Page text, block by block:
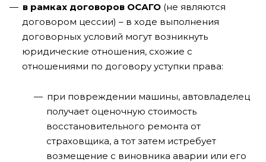
в рамках договоров ОСАГО (не являются
договором цессии) – в ходе выполнения
договорных условий могут возникнуть
юридические отношения, схожие с
отношениями по договору уступки права:
при повреждении машины, автовладелец
получает оценочную стоимость
восстановительного ремонта от
страховщика, а тот затем истребует
возмещение с виновника аварии или его